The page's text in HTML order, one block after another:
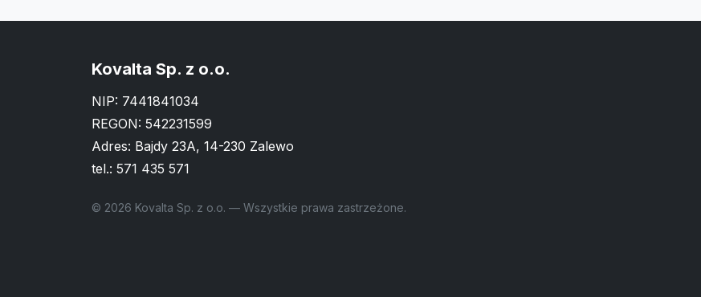
Kovalta Sp. z o.o.
NIP: 7441841034
REGON: 542231599
Adres: Bajdy 23A, 14-230 Zalewo
tel.: 571 435 571
© 2026 Kovalta Sp. z o.o. — Wszystkie prawa zastrzeżone.